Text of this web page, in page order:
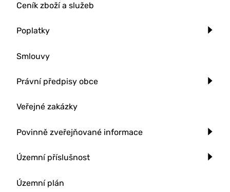
Ceník zboží a služeb
Poplatky
Smlouvy
Právní předpisy obce
Veřejné zakázky
Povinně zveřejňované informace
Územní příslušnost
Územní plán